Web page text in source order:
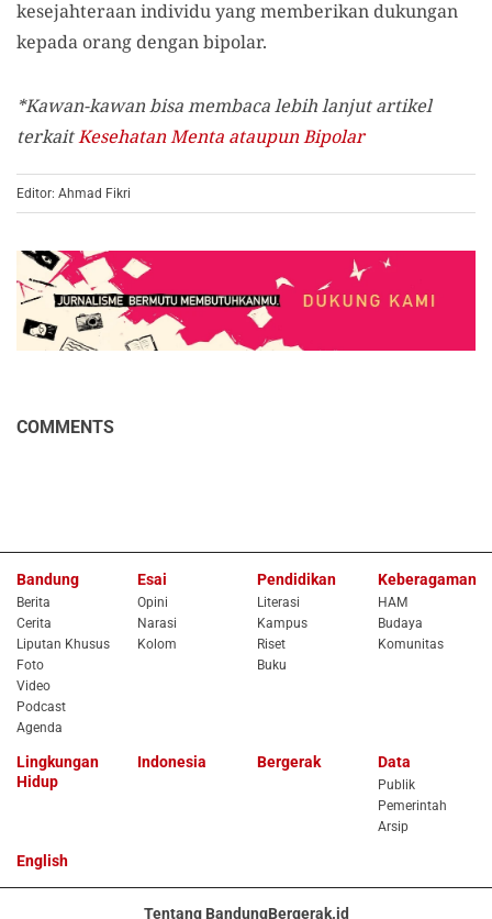
kesejahteraan individu yang memberikan dukungan
kepada orang dengan bipolar.
*Kawan-kawan bisa membaca lebih lanjut artikel
terkaitKesehatan Menta ataupun Bipolar
Editor: Ahmad Fikri
COMMENTS
Bandung
Berita
Cerita
Liputan Khusus
Foto
Video
Podcast
Agenda
Esai
Opini
Narasi
Kolom
Pendidikan
Literasi
Kampus
Riset
Buku
Keberagaman
HAM
Budaya
Komunitas
Lingkungan
Hidup
Indonesia Bergerak Data
Publik
Pemerintah
Arsip
English
Tentang BandungBergerak.id